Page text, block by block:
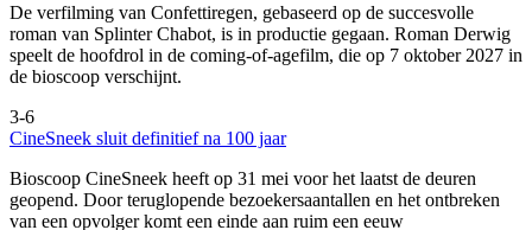
De verfilming van Confettiregen, gebaseerd op de succesvolle
roman van Splinter Chabot, is in productie gegaan. Roman Derwig
speelt de hoofdrol in de coming-of-agefilm, die op 7 oktober 2027 in
de bioscoop verschijnt.
3-6
CineSneek sluit definitief na 100 jaar
Bioscoop CineSneek heeft op 31 mei voor het laatst de deuren
geopend. Door teruglopende bezoekersaantallen en het ontbreken
van een opvolger komt een einde aan ruim een eeuw